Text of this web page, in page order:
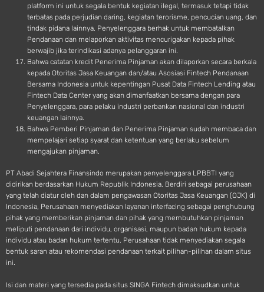
platform ini untuk segala bentuk kegiatan ilegal, termasuk tetapi tidak
terbatas pada perjudian daring, kegiatan terorisme, pencucian uang, dan
tindak pidana lainnya. Penyelenggara berhak untuk membatalkan
Pendanaan dan melaporkan aktivitas mencurigakan kepada pihak
berwajib jika terindikasi adanya pelanggaran ini.
Bahwa catatan kredit Penerima Pinjaman akan dilaporkan secara berkala
kepada Otoritas Jasa Keuangan dan/atau Asosiasi Fintech Pendanaan
Bersama Indonesia untuk kepentingan Pusat Data Fintech Lending atau
Fintech Data Center yang akan dimanfaatkan bersama dengan para
Penyelenggara, para pelaku industri perbankan nasional dan industri
keuangan lainnya.
Bahwa Pemberi Pinjaman dan Penerima Pinjaman sudah membaca dan
mempelajari setiap syarat dan ketentuan yang berlaku sebelum
mengajukan pinjaman.
PT Abadi Sejahtera Finansindo merupakan penyelenggara LPBBTI yang
didirikan berdasarkan Hukum Republik Indonesia. Berdiri sebagai perusahaan
yang telah diatur oleh dan dalam pengawasan Otoritas Jasa Keuangan (OJK) di
Indonesia, Perusahaan menyediakan layanan interfacing sebagai penghubung
pihak yang memberikan pinjaman dan pihak yang membutuhkan pinjaman
meliputi pendanaan dari individu, organisasi, maupun badan hukum kepada
individu atau badan hukum tertentu. Perusahaan tidak menyediakan segala
bentuk saran atau rekomendasi pendanaan terkait pilihan-pilihan dalam situs
ini.
Isi dan materi yang tersedia pada situs SINGA Fintech dimaksudkan untuk